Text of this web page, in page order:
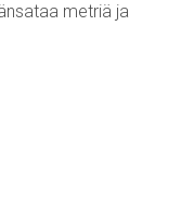
metriä ja